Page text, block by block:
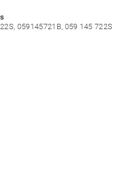
059145721B, 059 145 722S